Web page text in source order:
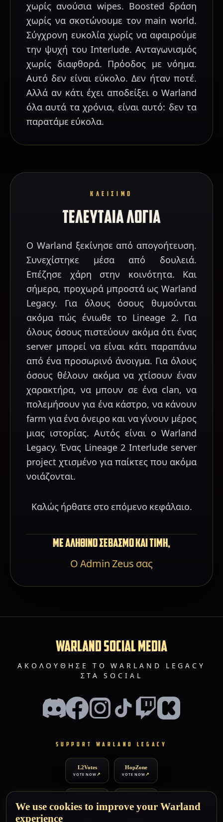
χωρίς ανούσια wipes. Boosted δράση
χωρίς να σκοτώνουμε τον main world.
Σύγχρονη ευκολία χωρίς να αφαιρούμε
την ψυχή του Interlude. Ανταγωνισμός
χωρίς διαφθορά. Πρόοδος με νόημα.
Αυτό δεν είναι εύκολο. Δεν ήταν ποτέ.
Αλλά αν κάτι έχει αποδείξει ο Warland
όλα αυτά τα χρόνια, είναι αυτό: δεν τα
παρατάμε εύκολα.
ΚΛΕΙΣΙΜΟ
ΤΕΛΕΥΤΑΙΑ ΛΟΓΙΑ
Ο Warland ξεκίνησε από απογοήτευση.
Συνεχίστηκε μέσα από δουλειά.
Επέζησε χάρη στην κοινότητα. Και
σήμερα, προχωρά μπροστά ως Warland
Legacy. Για όλους όσους θυμούνται
ακόμα πώς ένιωθε το Lineage 2. Για
όλους όσους πιστεύουν ακόμα ότι ένας
server μπορεί να είναι κάτι παραπάνω
από ένα προσωρινό άνοιγμα. Για όλους
όσους θέλουν ακόμα να χτίσουν έναν
χαρακτήρα, να μπουν σε ένα clan, να
πολεμήσουν για ένα κάστρο, να κάνουν
farm για ένα όνειρο και να γίνουν μέρος
μιας ιστορίας. Αυτός είναι ο Warland
Legacy. Ένας Lineage 2 Interlude server
project χτισμένο για παίκτες που ακόμα
νοιάζονται.
Καλώς ήρθατε στο επόμενο κεφάλαιο.
ΜΕ ΑΛΗΘΙΝΟ ΣΕΒΑΣΜΟ ΚΑΙ ΤΙΜΗ,
Ο Admin Zeus σας
WARLAND SOCIAL MEDIA
ΑΚΟΛΟΎΘΗΣΕ ΤΟ WARLAND LEGACY
ΣΤΑ SOCIAL
SUPPORT WARLAND LEGACY
L2Votes
VOTE NOW
HopZone
VOTE NOW
VOTE NOW
We use cookies to improve your Warland
experience